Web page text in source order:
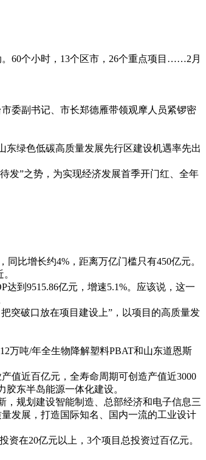
60个小时，13个区市，26个重点项目……2月
委副书记、市长郑德雁带领观摩人员紧锣密
绿色低碳高质量发展先行区建设机遇率先出
发”之势，为实现经济发展首季开门红、全年
比增长约4%，距离万亿门槛只有450亿元。
到9515.86亿元，增速5.1%。应该说，这一
突破口放在项目建设上”，以项目的高质量发
万吨/年全生物降解塑料PBAT和山东道恩斯
值近百亿元，全寿命周期可创造产值近3000
东半岛能源一体化建设。
规划建设智能制造、总部经济和电子信息三
发展，打造国际知名、国内一流的工业设计
在20亿元以上，3个项目总投资过百亿元。